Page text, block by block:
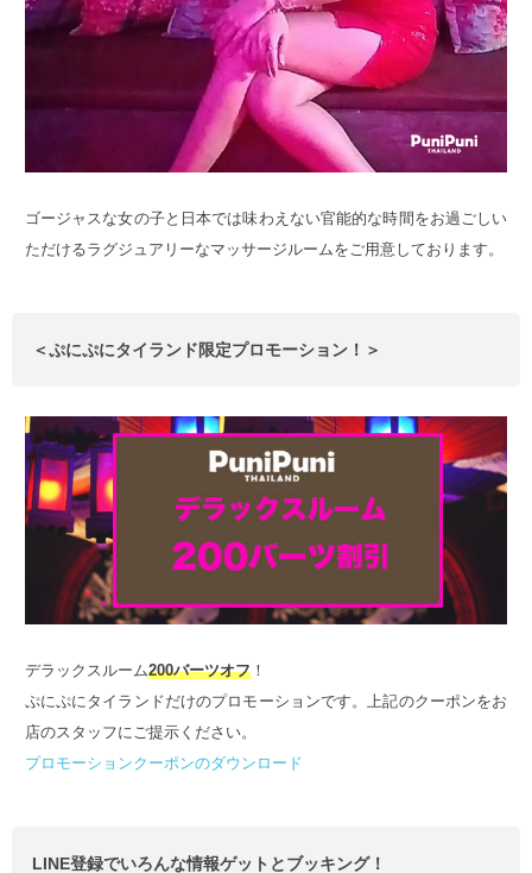
ゴージャスな女の子と日本では味わえない官能的な時間をお過ごしい
ただけるラグジュアリーなマッサージルームをご用意しております。
＜ぷにぷにタイランド限定プロモーション！＞
デラックスルーム200バーツオフ！
ぷにぷにタイランドだけのプロモーションです。上記のクーポンをお
店のスタッフにご提示ください。
プロモーションクーポンのダウンロード
LINE登録でいろんな情報ゲットとブッキング！